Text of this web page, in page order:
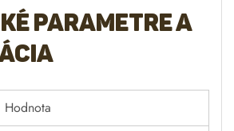
parametre a
Hodnota